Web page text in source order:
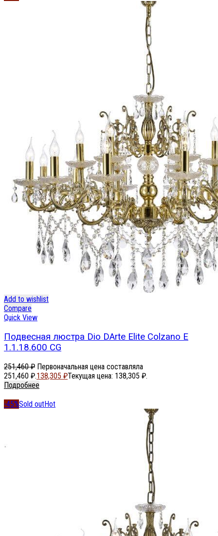
Add to wishlist
Compare
Quick View
Подвесная люстра Dio DArte Elite Colzano E
1.1.18.600 CG
251,460₽ Первоначальная цена составляла
251,460 ₽.138,305 ₽Текущая цена: 138,305 ₽.
Подробнее
-45%Sold outHot